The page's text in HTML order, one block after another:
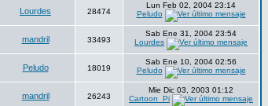
Lourdes 28474
Lun Feb 02, 2004 23:14
Peludo
mandril 33493
Sab Ene 31, 2004 23:54
Lourdes
Peludo 18019
Sab Ene 10, 2004 02:56
Peludo
mandril 26243
Mie Dic 03, 2003 01:12
Cartoon_Pi